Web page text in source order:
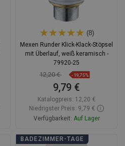
(8)
Mexen Runder Klick-Klack-Stöpsel
mit Überlauf, weiß keramisch -
79920-25
12,20 € -19,75%
9,79 €
Katalogpreis: 12,20 €
Niedrigster Preis: 9,79 €
Verfügbarkeit: Auf Lager
In den Warenkorb
BADEZIMMER-TAGE